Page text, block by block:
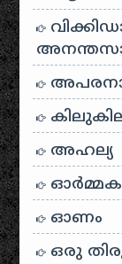
അഹല്യ
ഓണം
ഒരു